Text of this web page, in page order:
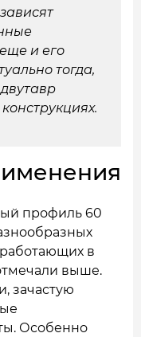
и его
тогда,
профиль 60
в
выше.
зачастую
Особенно